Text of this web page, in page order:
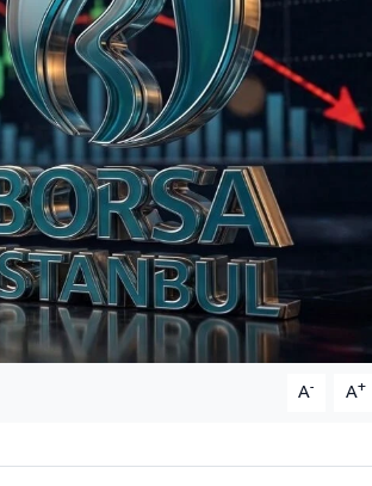
A- A+